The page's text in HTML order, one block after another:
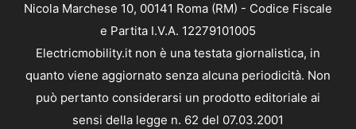
Nicola Marchese 10, 00141 Roma (RM) - Codice Fiscale
e Partita I.V.A. 12279101005
Electricmobility.it non è una testata giornalistica, in
quanto viene aggiornato senza alcuna periodicità. Non
può pertanto considerarsi un prodotto editoriale ai
sensi della legge n. 62 del 07.03.2001